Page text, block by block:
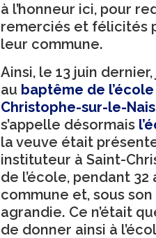
à l’honneur ici, pour
remerciés et félicités
leur commune.
Ainsi, le 13 juin
au baptême de
Christophe-sur-le-Nais
s’appelle désormais
la veuve était
instituteur à Saint-
de l’école, pendant
commune et, sous
agrandie. Ce n’était
de donner ainsi à